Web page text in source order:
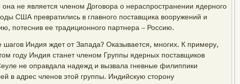
она не является членом Договора о нераспространении ядерного
США превратились в главного поставщика вооружений и
потеснив ее традиционного партнера – Россию.
шагов Индия ждет от Запада? Оказывается, многих. К примеру,
году Индия станет членом Группы ядерных поставщиков
не оправдала надежд и вызвала гневные филиппики
в адрес членов этой группы. Индийскую сторону